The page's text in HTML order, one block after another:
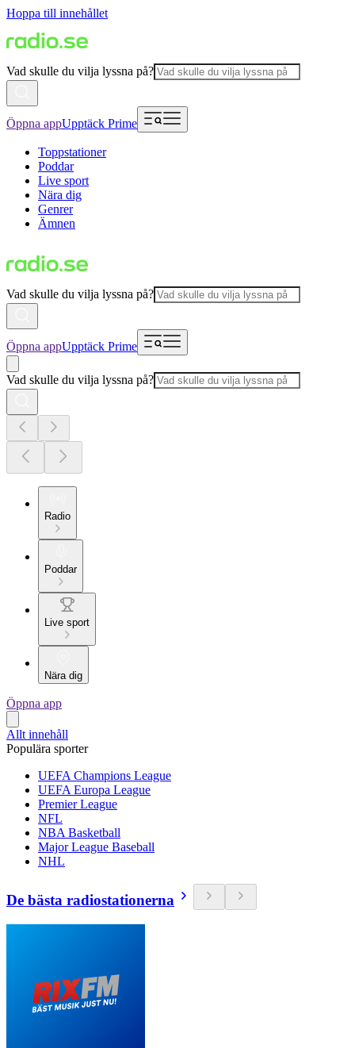
Hoppa till innehållet
Vad skulle du vilja lyssna på?
Öppna appUpptäck Prime
Toppstationer
Poddar
Live sport
Nära dig
Genrer
Ämnen
Vad skulle du vilja lyssna på?
Öppna appUpptäck Prime
Vad skulle du vilja lyssna på?
Radio
Poddar
Live sport
Nära dig
Öppna app
Allt innehåll
Populära sporter
UEFA Champions League
UEFA Europa League
Premier League
NFL
NBA Basketball
Major League Baseball
NHL
De bästa radiostationerna